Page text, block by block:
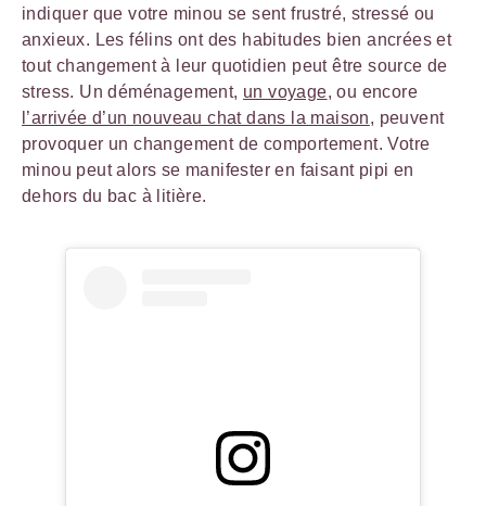
indiquer que votre minou se sent frustré, stressé ou
anxieux. Les félins ont des habitudes bien ancrées et
tout changement à leur quotidien peut être source de
stress. Un déménagement, un voyage, ou encore
l’arrivée d’un nouveau chat dans la maison, peuvent
provoquer un changement de comportement. Votre
minou peut alors se manifester en faisant pipi en
dehors du bac à litière.